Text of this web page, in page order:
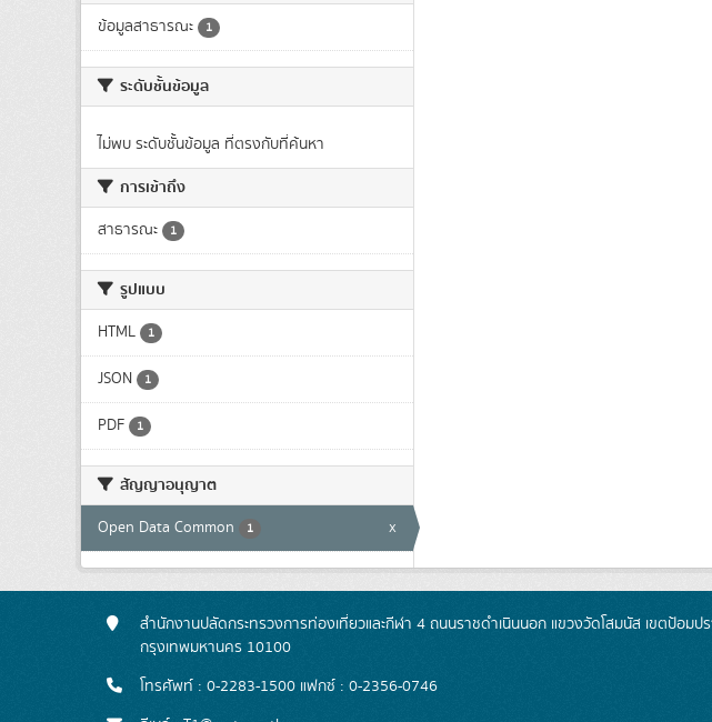
ข้อมูลสาธารณะ 1
ระดับชั้นข้อมูล
ไม่พบ ระดับชั้นข้อมูล ที่ตรงกับที่ค้นหา
การเข้าถึง
สาธารณะ 1
รูปแบบ
HTML 1
JSON 1
PDF 1
สัญญาอนุญาต
Open Data Common 1 x
สำนักงานปลัดกระทรวงการท่องเที่ยวและกีฬา 4 ถนนราชดำเนินนอก แขวงวัดโสมนัส เขตป้อม
กรุงเทพมหานคร 10100
โทรศัพท์ : 0-2283-1500 แฟกซ์ : 0-2356-0746